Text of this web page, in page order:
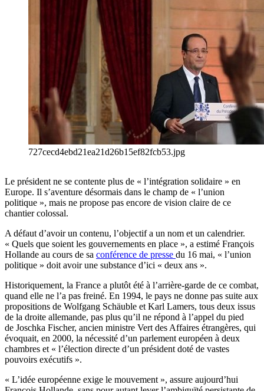
727cecd4ebd21ea21d26b15ef82fcb53.jpg
Le président ne se contente plus de « l’intégration solidaire » en
Europe. Il s’aventure désormais dans le champ de « l’union
politique », mais ne propose pas encore de vision claire de ce
chantier colossal.
A défaut d’avoir un contenu, l’objectif a un nom et un calendrier.
« Quels que soient les gouvernements en place », a estimé François
Hollande au cours de sa conférence de presse du 16 mai, « l’union
politique » doit avoir une substance d’ici « deux ans ».
Historiquement, la France a plutôt été à l’arrière-garde de ce combat,
quand elle ne l’a pas freiné. En 1994, le pays ne donne pas suite aux
propositions de Wolfgang Schäuble et Karl Lamers, tous deux issus
de la droite allemande, pas plus qu’il ne répond à l’appel du pied
de Joschka Fischer, ancien ministre Vert des Affaires étrangères, qui
évoquait, en 2000, la nécessité d’un parlement européen à deux
chambres et « l’élection directe d’un président doté de vastes
pouvoirs exécutifs ».
« L’idée européenne exige le mouvement », assure aujourd’hui